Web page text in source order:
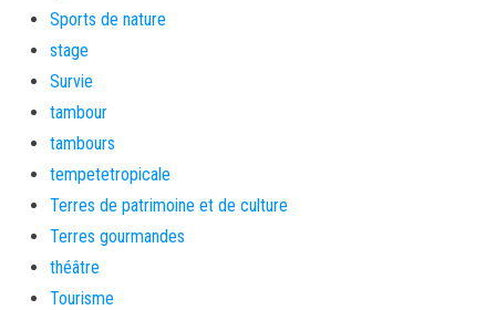
Sports de nature
stage
Survie
tambour
tambours
tempetetropicale
Terres de patrimoine et de culture
Terres gourmandes
théâtre
Tourisme